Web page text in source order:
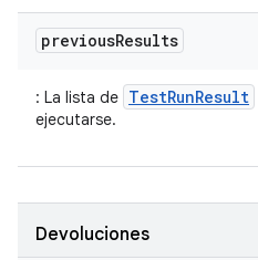
previousResults
: La lista de TestRunResult
ejecutarse.
Devoluciones